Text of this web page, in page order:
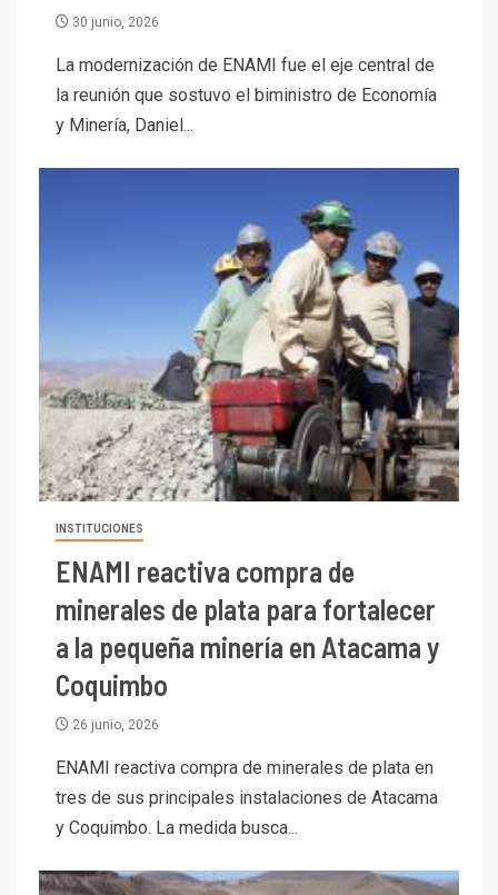
30 junio, 2026
La modernización de ENAMI fue el eje central de
la reunión que sostuvo el biministro de Economía
y Minería, Daniel...
INSTITUCIONES
ENAMI reactiva compra de
minerales de plata para fortalecer
a la pequeña minería en Atacama y
Coquimbo
26 junio, 2026
ENAMI reactiva compra de minerales de plata en
tres de sus principales instalaciones de Atacama
y Coquimbo. La medida busca...